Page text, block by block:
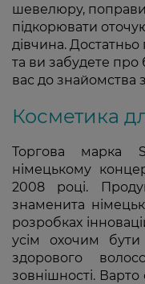
шевелюру,
підкорювати
дівчина. Достатньо
та ви забудете
вас до знайомства
Косметика
Торгова марка
німецькому
2008 році.
знаменита
розробках
усім охочим
здорового
зовнішності.